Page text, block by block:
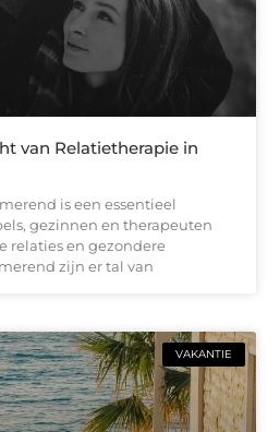
van Relatietherapie in
is een essentieel
gezinnen en therapeuten
relaties en gezondere
zijn er tal van
VAKANTIE